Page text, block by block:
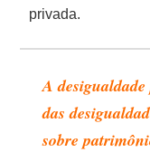
privada.
A
das
sobre